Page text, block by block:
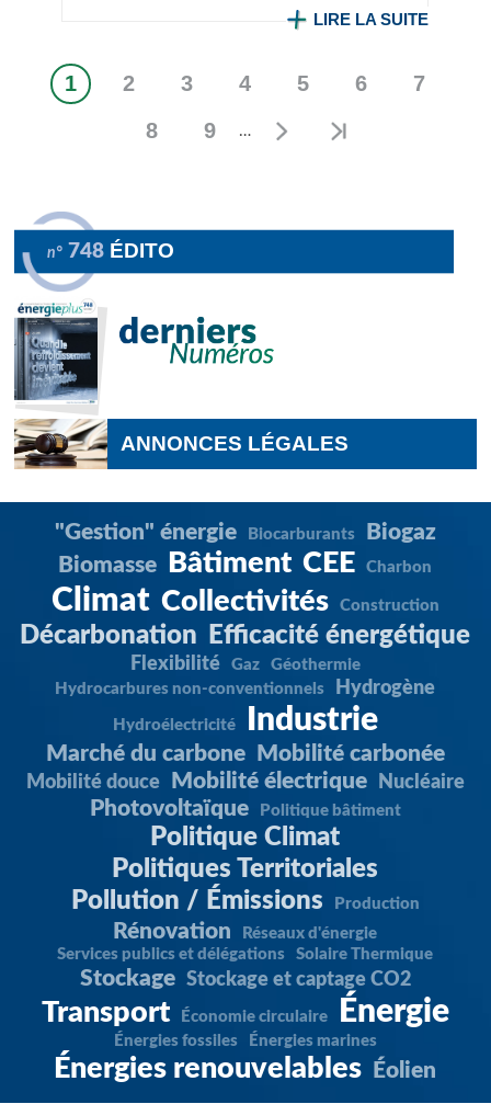
LIRE LA SUITE
Pagination
Page
courante
1 Page
2 Page
3 Page
4 Page
5 Page
6 Page
7
Page
8 Page
9 …
n° 748 ÉDITO
ANNONCES LÉGALES
"Gestion" énergie Biocarburants
Biogaz
Biomasse
Bâtiment CEE Charbon
Climat Collectivités Construction
Décarbonation Efficacité énergétique
Flexibilité Gaz
Géothermie
Hydrocarbures non-conventionnels
Hydrogène
Hydroélectricité Industrie
Marché du carbone Mobilité carbonée
Mobilité douce Mobilité électrique Nucléaire
Photovoltaïque Politique bâtiment
Politique Climat
Politiques Territoriales
Pollution / Émissions
Production
Rénovation
Réseaux d'énergie
Services publics et délégations
Solaire Thermique
Stockage Stockage et captage CO2
Transport Économie circulaire Énergie
Énergies fossiles Énergies marines
Énergies renouvelables Éolien